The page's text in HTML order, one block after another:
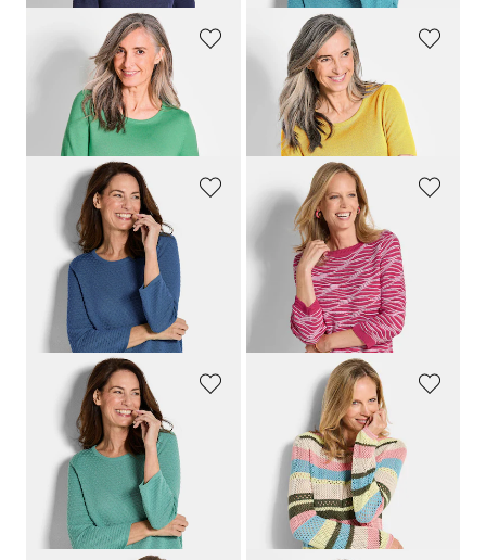
GOLDNER
69,95 €
+ 2
GOLDNER
49,95 €69,95 €
+ 2
GOLDNER
Tricot pullover met stippenmotief
49,95 €69,95 €
+ 1
GOLDNER
Tricot pullover met golfpatroon
49,95 €89,95 €
Laagste prijs van de afgelopen 30
dagen**: 59,95 € (-16%)
GOLDNER
Tricot pullover met stippenmotief
49,95 €69,95 €
+ 1
GOLDNER
59,95 €119,95 €
Laagste prijs van de afgelopen 30
dagen**: 89,95 € (-33%)